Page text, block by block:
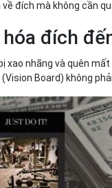
đích mà không cần
đích
xao nhãng và quên
Board) không